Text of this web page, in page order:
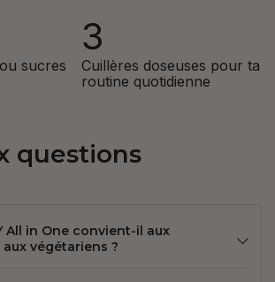
sucres
3
Cuillères doseuses pour ta
routine quotidienne
questions
All in One convient-il aux
végétariens ?